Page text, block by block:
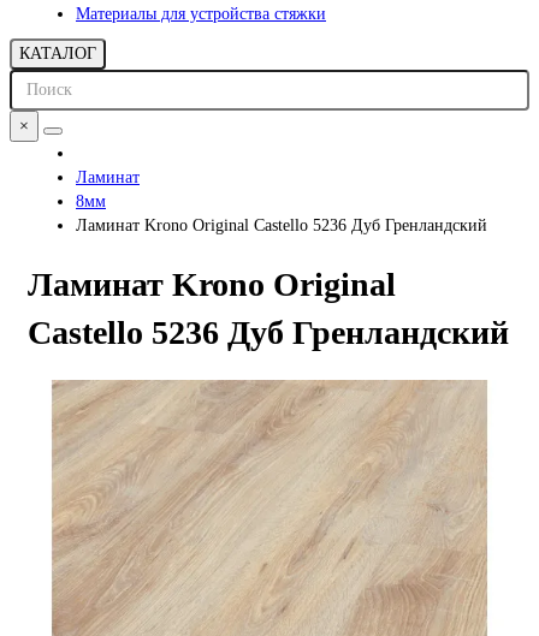
Материалы для устройства стяжки
КАТАЛОГ
×
Ламинат
8мм
Ламинат Krono Original Castello 5236 Дуб Гренландский
Ламинат Krono Original
Castello 5236 Дуб Гренландский